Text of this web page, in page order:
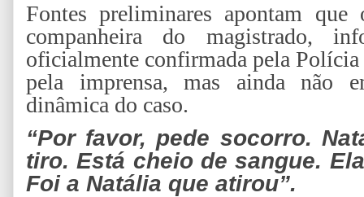
Fontes preliminares apontam
companheira do magistrado,
oficialmente confirmada pela
pela imprensa, mas ainda não
dinâmica do caso.
“Por favor, pede socorro.
tiro. Está cheio de sangue.
Foi a Natália que atirou”.